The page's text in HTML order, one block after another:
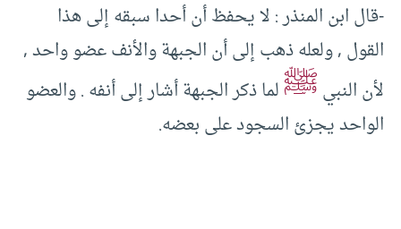
-قال ابن المنذر : لا يحفظ أن أحدا سبقه إلى هذا
القول , ولعله ذهب إلى أن الجبهة والأنف عضو واحد ,
لأن النبيﷺلما ذكر الجبهة أشار إلى أنفه . والعضو
الواحد يجزئ السجود على بعضه.